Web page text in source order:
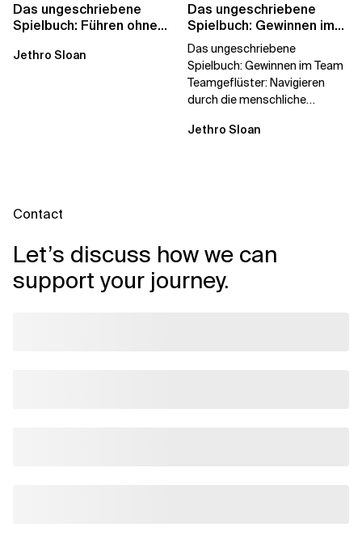
Das ungeschriebene
Spielbuch: Führen ohne
Jethro Sloan
Das ungeschriebene
Spielbuch: Gewinnen im
Team
Das ungeschriebene
Spielbuch: Gewinnen im Team
Teamgeflüster: Navigieren
durch die menschliche
vorbereitet hat „Wir...
Jethro Sloan
Contact
Let’s discuss how we can
support your journey.